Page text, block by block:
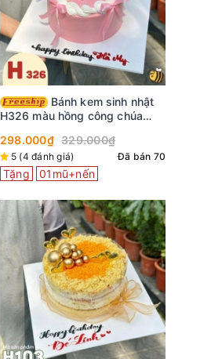
Bánh kem sinh nhật
H326 màu hồng công chúa
298.000₫ 329.000₫
5 (4 đánh giá) Đã bán 70
Tặng 01mũ+nến